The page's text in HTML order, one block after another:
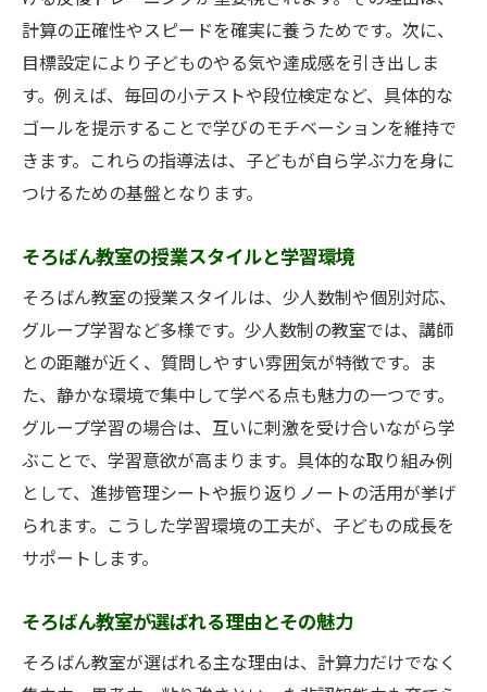
大人にも人気のそろばん教室の魅力
大人が通うそろばん教室の人気の理由とは
そろばん教室で得られる大人の学び直し効
果
そろばん教室が大人の脳トレに効果的な理
大人のそろばん教室で広がる新しい可能性
そろばん教室の月謝や授業内容の実態
そろばん教室の月謝相場と費用の考え方
そろばん教室の授業内容を詳しく解説
そろばん教室で受けられるサポート体制
そろばん教室の授業スタイルと時間割例
そろばん教室の月謝と通いやすさの関係
ス
計算の正確性やスピードを確実に養うためです。次に、
目標設定により子どものやる気や達成感を引き出しま
す。例えば、毎回の小テストや段位検定など、具体的な
ゴールを提示することで学びのモチベーションを維持で
きます。これらの指導法は、子どもが自ら学ぶ力を身に
つけるための基盤となります。
そろばん教室の授業スタイルと学習環境
そろばん教室の授業スタイルは、少人数制や個別対応、
グループ学習など多様です。少人数制の教室では、講師
との距離が近く、質問しやすい雰囲気が特徴です。ま
た、静かな環境で集中して学べる点も魅力の一つです。
グループ学習の場合は、互いに刺激を受け合いながら学
ぶことで、学習意欲が高まります。具体的な取り組み例
として、進捗管理シートや振り返りノートの活用が挙げ
られます。こうした学習環境の工夫が、子どもの成長を
サポートします。
そろばん教室が選ばれる理由とその魅力
そろばん教室が選ばれる主な理由は、計算力だけでなく